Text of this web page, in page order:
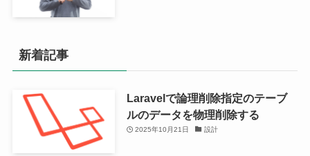
新着記事
Laravelで論理削除指定のテーブ
ルのデータを物理削除する
2025年10月21日 設計